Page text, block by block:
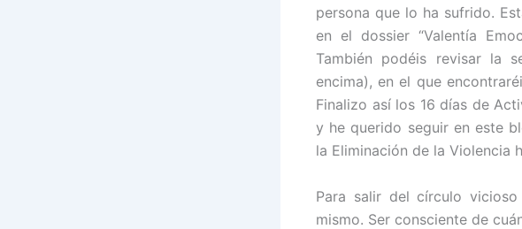
persona que lo ha sufrido.
en el dossier “Valentía
También podéis revisar la
encima), en el que
Finalizo así los 16 días de
y he querido seguir en este
la Eliminación de la Violencia
Para salir del círculo
mismo. Ser consciente de